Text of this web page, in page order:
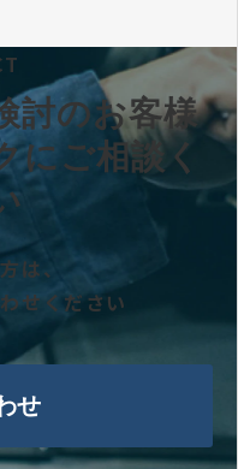
討のお客様
にご相談く
は、
せください
せ